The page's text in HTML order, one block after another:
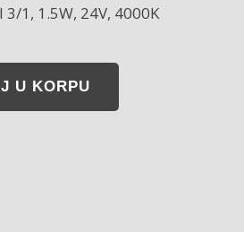
3/1, 1.5W, 24V, 4000K
U KORPU